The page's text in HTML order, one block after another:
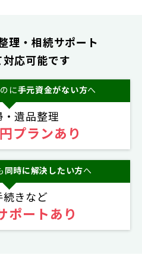
理・相続サポート
応可能です
に手元資金がない方へ
遺品整理
プランあり
同時に解決したい方へ
きなど
ポートあり